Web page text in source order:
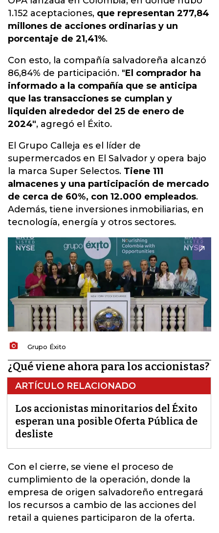
1.152 aceptaciones, que representan 277,84
millones de acciones ordinarias y un
porcentaje de 21,41%.
Con esto, la compañía salvadoreña alcanzó
86,84% de participación. "El comprador ha
informado a la compañía que se anticipa
que las transacciones se cumplan y
liquiden alrededor del 25 de enero de
2024", agregó el Éxito.
El Grupo Calleja es el líder de
supermercados en El Salvador y opera bajo
la marca Super Selectos. Tiene 111
almacenes y una participación de mercado
de cerca de 60%, con 12.000 empleados.
Además, tiene inversiones inmobiliarias, en
tecnología, energía y otros sectores.
Grupo Éxito
¿Qué viene ahora para los accionistas?
ARTÍCULO RELACIONADO
Los accionistas minoritarios del Éxito
esperan una posible Oferta Pública de
desliste
Con el cierre, se viene el proceso de
cumplimiento de la operación, donde la
empresa de origen salvadoreño entregará
los recursos a cambio de las acciones del
retail a quienes participaron de la oferta.